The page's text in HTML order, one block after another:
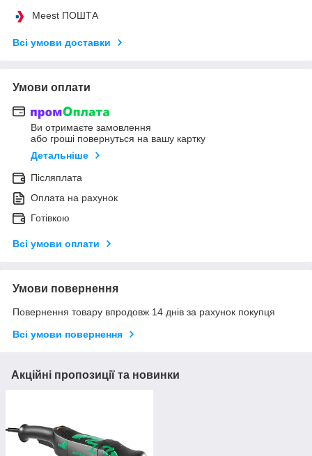
Meest ПОШТА
Всі умови доставки
Умови оплати
Ви отримаєте замовлення
або гроші повернуться на вашу картку
Детальніше
Післяплата
Оплата на рахунок
Готівкою
Всі умови оплати
Умови повернення
Повернення товару впродовж 14 днів за рахунок покупця
Всі умови повернення
Акційні пропозиції та новинки